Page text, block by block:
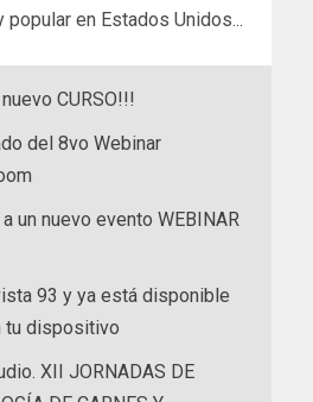
popular en Estados Unidos...
CURSO!!!
del 8vo Webinar
un nuevo evento WEBINAR
93 y ya está disponible
tu dispositivo
XII JORNADAS DE